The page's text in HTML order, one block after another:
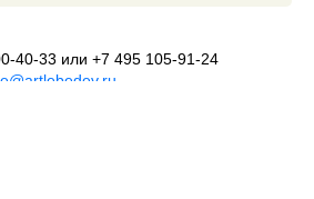
40-33 или +7 495 105-91-24